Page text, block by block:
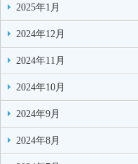
2025年1月
2024年12月
2024年11月
2024年10月
2024年9月
2024年8月